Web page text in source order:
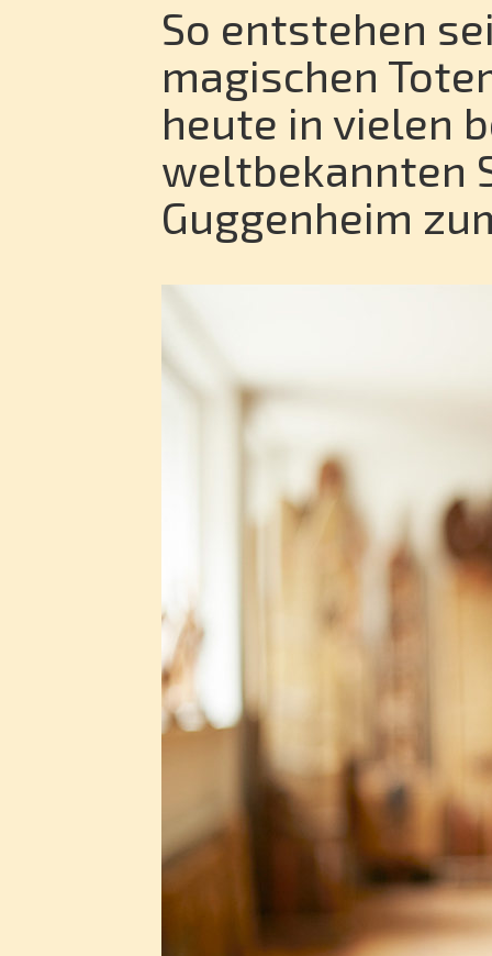
So entstehen
magischen
heute in vielen
weltbekannten
Guggenheim